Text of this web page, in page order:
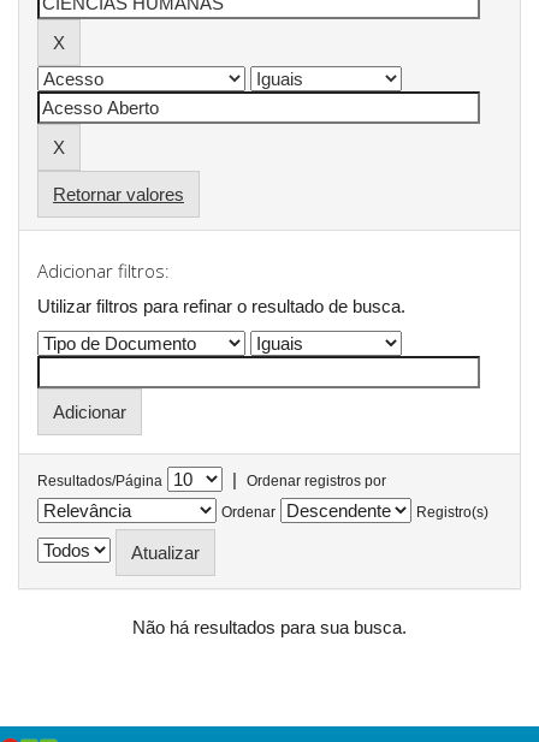
Retornar valores
Adicionar filtros:
Utilizar filtros para refinar o resultado de busca.
Resultados/Página |
Ordenar registros por
Ordenar
Registro(s)
Não há resultados para sua busca.